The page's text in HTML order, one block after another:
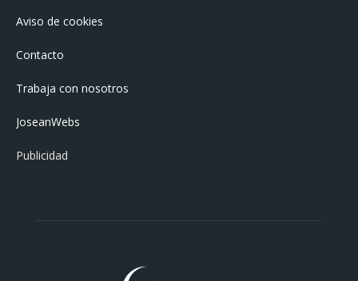
Aviso de cookies
Contacto
Trabaja con nosotros
JoseanWebs
Publicidad